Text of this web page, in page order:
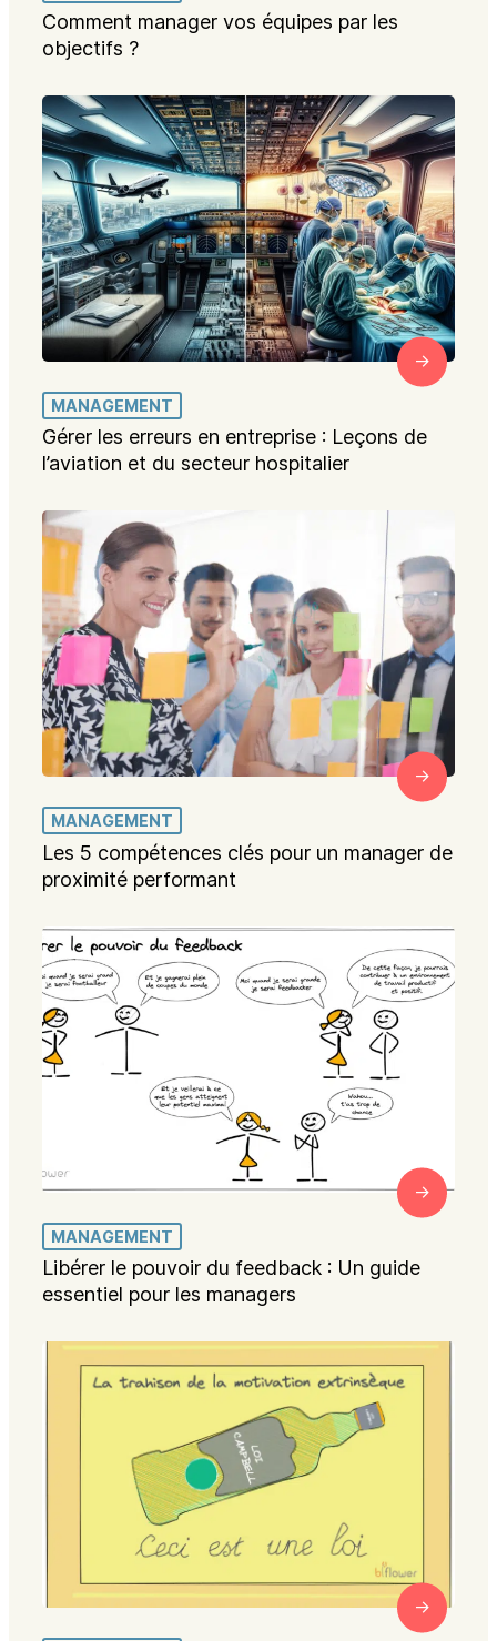
Comment manager vos équipes par les
objectifs ?
MANAGEMENT
Gérer les erreurs en entreprise : Leçons de
l’aviation et du secteur hospitalier
MANAGEMENT
Les 5 compétences clés pour un manager de
proximité performant
MANAGEMENT
Libérer le pouvoir du feedback : Un guide
essentiel pour les managers